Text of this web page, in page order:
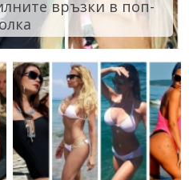
връзки в поп-